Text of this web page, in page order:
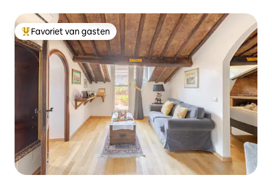
Topfavoriet van gasten
Favoriet van gasten